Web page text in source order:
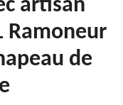
artisan
Ramoneur
de